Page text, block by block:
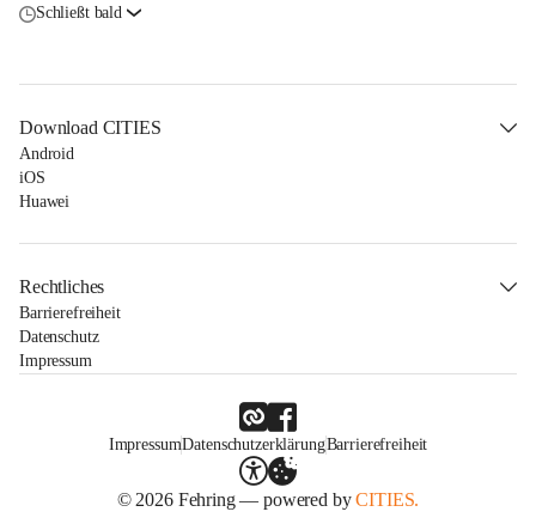
Schließt bald
Download CITIES
Android
iOS
Huawei
Rechtliches
Barrierefreiheit
Datenschutz
Impressum
ImpressumDatenschutzerklärungBarrierefreiheit
© 2026 Fehring — powered byCITIES.